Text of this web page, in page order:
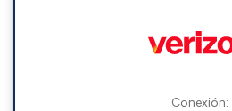
Conexión: